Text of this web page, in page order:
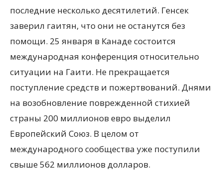
последние несколько десятилетий. Генсек
заверил гаитян, что они не останутся без
помощи. 25 января в Канаде состоится
международная конференция относительно
ситуации на Гаити. Не прекращается
поступление средств и пожертвований. Днями
на возобновление поврежденной стихией
страны 200 миллионов евро выделил
Европейский Союз. В целом от
международного сообщества уже поступили
свыше 562 миллионов долларов.